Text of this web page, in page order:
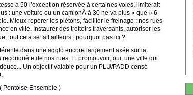
à 50 l’exception réservée à certaines voies, limiterait
: une voiture ou un camionÂ à 30 ne va plus « que » 6
Mieux repérer les piétons, faciliter le freinage : nos rues
en ville. Instaurer des trottoirs traversants, autoriser les
tout cela se fait ailleurs : pourquoi pas ici ?
dans une agglo encore largement axée sur la
de nos rues. Et promouvoir, oui, une ville qui
Un objectif valable pour un PLU/PADD censé
Pontoise Ensemble )